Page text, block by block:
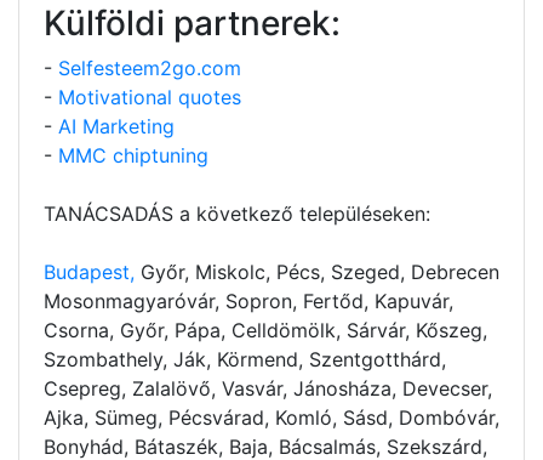
Külföldi partnerek:
- Selfesteem2go.com
- Motivational quotes
- AI Marketing
- MMC chiptuning
TANÁCSADÁS a következő településeken:
Budapest, Győr, Miskolc, Pécs, Szeged, Debrecen
Mosonmagyaróvár, Sopron, Fertőd, Kapuvár,
Csorna, Győr, Pápa, Celldömölk, Sárvár, Kőszeg,
Szombathely, Ják, Körmend, Szentgotthárd,
Csepreg, Zalalövő, Vasvár, Jánosháza, Devecser,
Ajka, Sümeg, Pécsvárad, Komló, Sásd, Dombóvár,
Bonyhád, Bátaszék, Baja, Bácsalmás, Szekszárd,